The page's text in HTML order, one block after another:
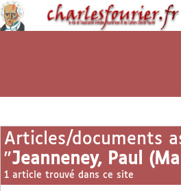
Articles/documents
"Jeanneney, Paul
1 article trouvé dans ce site